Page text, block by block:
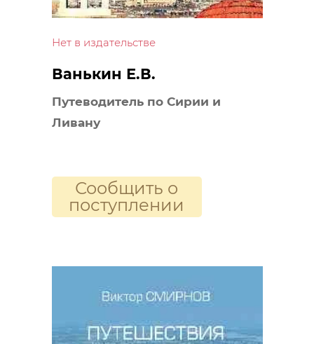
Нет в издательстве
Ванькин Е.В.
Путеводитель по Сирии и
Ливану
Сообщить о
поступлении